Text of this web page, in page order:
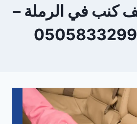
كنب في الرملة –